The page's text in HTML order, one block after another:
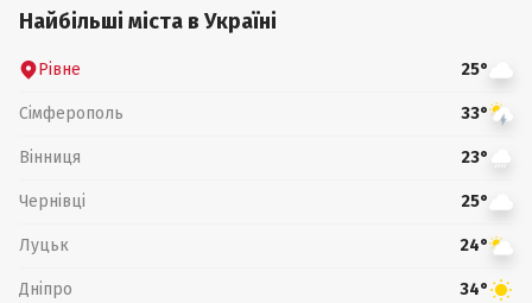
Найбільші міста в Україні
Рівне 25°
Сімферополь 33°
Вінниця 23°
Чернівці 25°
Луцьк 24°
Дніпро 34°